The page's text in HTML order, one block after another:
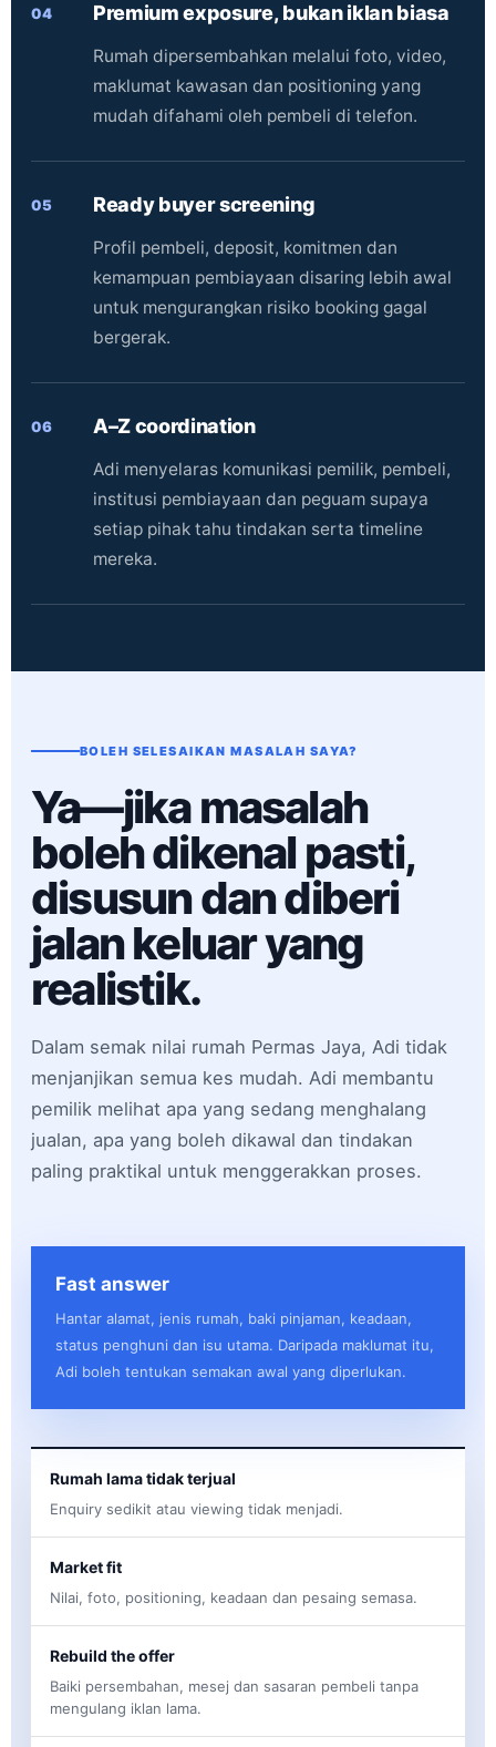
04 Premium exposure, bukan iklan biasa
Rumah dipersembahkan melalui foto, video,
maklumat kawasan dan positioning yang
mudah difahami oleh pembeli di telefon.
05 Ready buyer screening
Profil pembeli, deposit, komitmen dan
kemampuan pembiayaan disaring lebih awal
untuk mengurangkan risiko booking gagal
bergerak.
06 A–Z coordination
Adi menyelaras komunikasi pemilik, pembeli,
institusi pembiayaan dan peguam supaya
setiap pihak tahu tindakan serta timeline
mereka.
BOLEH SELESAIKAN MASALAH SAYA?
Ya—jika masalah
boleh dikenal pasti,
disusun dan diberi
jalan keluar yang
realistik.
Dalam semak nilai rumah Permas Jaya, Adi tidak
menjanjikan semua kes mudah. Adi membantu
pemilik melihat apa yang sedang menghalang
jualan, apa yang boleh dikawal dan tindakan
paling praktikal untuk menggerakkan proses.
Fast answer
Hantar alamat, jenis rumah, baki pinjaman, keadaan,
status penghuni dan isu utama. Daripada maklumat itu,
Adi boleh tentukan semakan awal yang diperlukan.
Rumah lama tidak terjual
Enquiry sedikit atau viewing tidak menjadi.
Market fit
Nilai, foto, positioning, keadaan dan pesaing semasa.
Rebuild the offer
Baiki persembahan, mesej dan sasaran pembeli tanpa
mengulang iklan lama.